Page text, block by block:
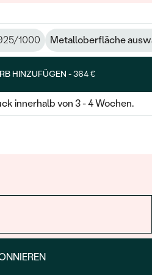
1000 Metalloberfläche
HINZUFÜGEN -364 €
innerhalb von 3 - 4 Wochen.